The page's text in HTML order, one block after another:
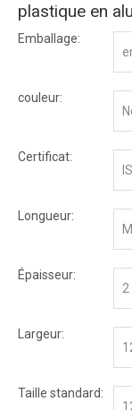
plastique en
Emballage:
couleur:
Certificat:
Longueur:
Épaisseur:
Largeur:
Taille standard: